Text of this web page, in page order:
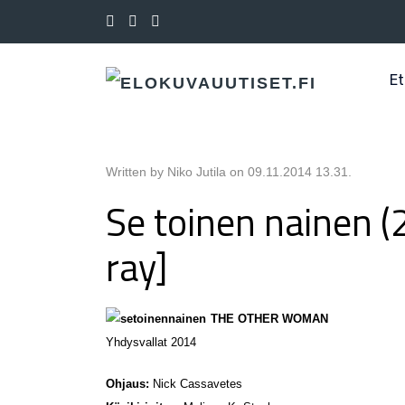
Written by Niko Jutila on 09.11.2014 13.31
Se toinen nainen
ray]
THE OTHER WOMAN
Yhdysvallat 2014
Ohjaus: Nick Cassavetes